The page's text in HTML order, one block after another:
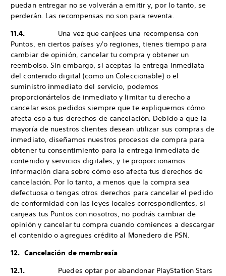
puedan entregar no se volverán a emitir y, por lo tanto, se
perderán. Las recompensas no son para reventa.
11.4. Una vez que canjees una recompensa con
Puntos, en ciertos países y/o regiones, tienes tiempo para
cambiar de opinión, cancelar tu compra y obtener un
reembolso. Sin embargo, si aceptas la entrega inmediata
del contenido digital (como un Coleccionable) o el
suministro inmediato del servicio, podemos
proporcionártelos de inmediato y limitar tu derecho a
cancelar esos pedidos siempre que te expliquemos cómo
afecta eso a tus derechos de cancelación. Debido a que la
mayoría de nuestros clientes desean utilizar sus compras de
inmediato, diseñamos nuestros procesos de compra para
obtener tu consentimiento para la entrega inmediata de
contenido y servicios digitales, y te proporcionamos
información clara sobre cómo eso afecta tus derechos de
cancelación. Por lo tanto, a menos que la compra sea
defectuosa o tengas otros derechos para cancelar el pedido
de conformidad con las leyes locales correspondientes, si
canjeas tus Puntos con nosotros, no podrás cambiar de
opinión y cancelar tu compra cuando comiences a descargar
el contenido o agregues crédito al Monedero de PSN.
12. Cancelación de membresía
12.1. Puedes optar por abandonar PlayStation Stars